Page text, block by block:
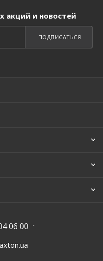
акций и новостей
ПОДПИСАТЬСЯ
06 00